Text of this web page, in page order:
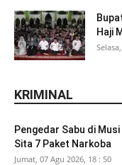
Haji
KRIMINAL
Pengedar Sabu di
Sita 7 Paket Narkoba
Jumat, 07 Agu 2026, 18 : 50